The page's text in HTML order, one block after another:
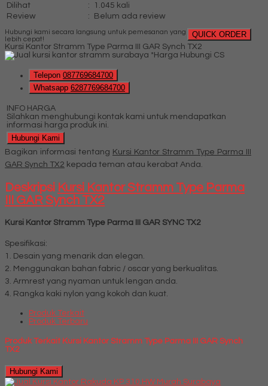
Dilihat
:
1.045 kali
Review
: Belum ada review
QUICK ORDER
Hubungi kami secara langsung untuk pemesanan yang
lebih cepat!
Kursi Kantor Stramm Type Parma III GAR Synch TX2
*Harga Hubungi CS
Telepon 087769684700
Whatsapp 6287769684700
INFO HARGA
Silahkan menghubungi kontak kami untuk mendapatkan
informasi harga produk ini.
Hubungi Kami
Bagikan informasi tentang Kursi Kantor Stramm Type Parma III
GAR Synch TX2 kepada teman atau kerabat Anda.
Deskripsi Kursi Kantor Stramm Type Parma
III GAR Synch TX2
Kursi Kantor Stramm Type Parma III GAR SYNC TX2
Spesifikasi:
1. Desain yang menarik dan elegan.
2. Menggunakan bahan fabric / oscar yang berkualitas.
3. Armrest yang nyaman untuk lengan anda.
4. Rangka kaki nylon yang kokoh dan kuat.
Produk Terkait
Produk Terbaru
Produk Terkait Kursi Kantor Stramm Type Parma III GAR Synch
TX2
Hubungi Kami